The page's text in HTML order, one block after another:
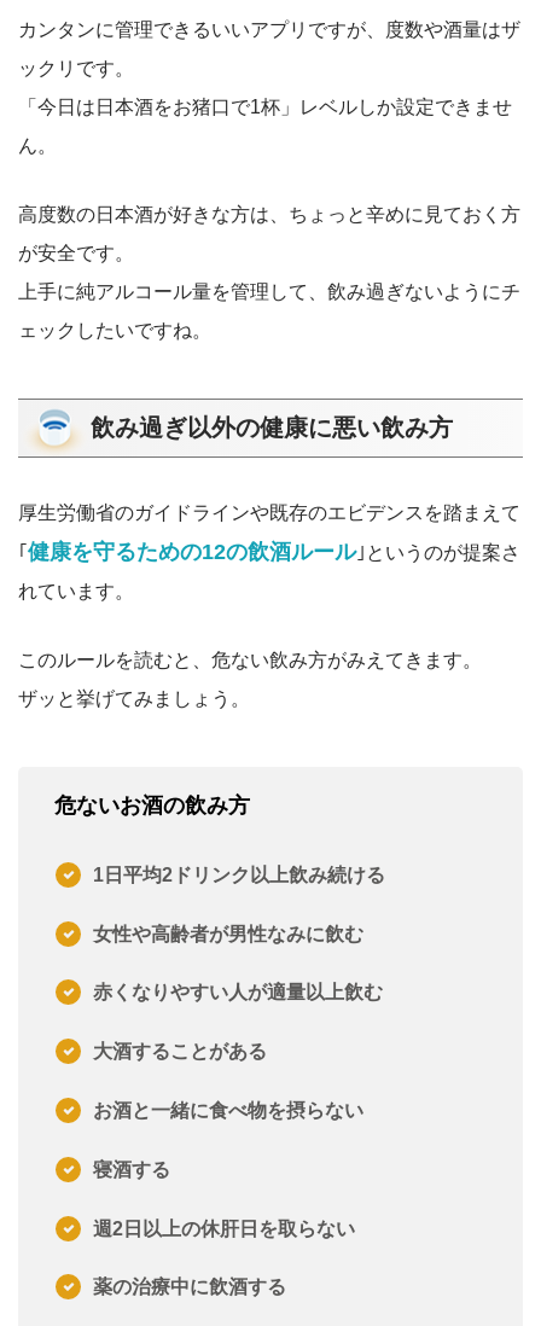
カンタンに管理できるいいアプリですが、度数や酒量はザ
ックリです。
「今日は日本酒をお猪口で1杯」レベルしか設定できませ
ん。
高度数の日本酒が好きな方は、ちょっと辛めに見ておく方
が安全です。
上手に純アルコール量を管理して、飲み過ぎないようにチ
ェックしたいですね。
飲み過ぎ以外の健康に悪い飲み方
厚生労働省のガイドラインや既存のエビデンスを踏まえて
｢ 健康を守るための12の飲酒ルール｣というのが提案さ
れています。
このルールを読むと、危ない飲み方がみえてきます。
ザッと挙げてみましょう。
危ないお酒の飲み方
1日平均2ドリンク以上飲み続ける
女性や高齢者が男性なみに飲む
赤くなりやすい人が適量以上飲む
大酒することがある
お酒と一緒に食べ物を摂らない
寝酒する
週2日以上の休肝日を取らない
薬の治療中に飲酒する